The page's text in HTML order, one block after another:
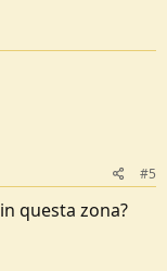
#5
questa zona?